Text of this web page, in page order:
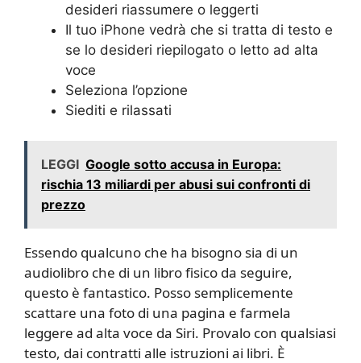
desideri riassumere o leggerti
Il tuo iPhone vedrà che si tratta di testo e
se lo desideri riepilogato o letto ad alta
voce
Seleziona l’opzione
Siediti e rilassati
LEGGI Google sotto accusa in Europa:
rischia 13 miliardi per abusi sui confronti di
prezzo
Essendo qualcuno che ha bisogno sia di un
audiolibro che di un libro fisico da seguire,
questo è fantastico. Posso semplicemente
scattare una foto di una pagina e farmela
leggere ad alta voce da Siri. Provalo con qualsiasi
testo, dai contratti alle istruzioni ai libri. È